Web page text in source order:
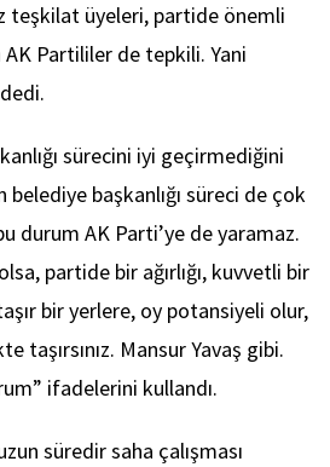
teşkilat üyeleri, partide önemli
Partililer de tepkili. Yani
sürecini iyi geçirmediğini
belediye başkanlığı süreci de çok
durum AK Parti’ye de yaramaz.
partide bir ağırlığı, kuvvetli bir
bir yerlere, oy potansiyeli olur,
taşırsınız. Mansur Yavaş gibi.
ifadelerini kullandı.
süredir saha çalışması